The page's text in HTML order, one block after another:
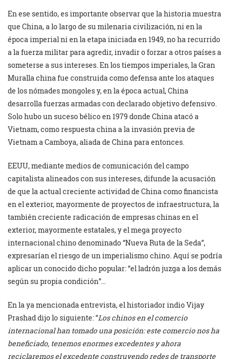
En ese sentido, es importante observar que la historia muestra
que China, a lo largo de su milenaria civilización, ni en la
época imperial ni en la etapa iniciada en 1949, no ha recurrido
a la fuerza militar para agredir, invadir o forzar a otros países a
someterse a sus intereses. En los tiempos imperiales, la Gran
Muralla china fue construida como defensa ante los ataques
de los nómades mongoles y, en la época actual, China
desarrolla fuerzas armadas con declarado objetivo defensivo.
Solo hubo un suceso bélico en 1979 donde China atacó a
Vietnam, como respuesta china a la invasión previa de
Vietnam a Camboya, aliada de China para entonces.
EEUU, mediante medios de comunicación del campo
capitalista alineados con sus intereses, difunde la acusación
de que la actual creciente actividad de China como financista
en el exterior, mayormente de proyectos de infraestructura, la
también creciente radicación de empresas chinas en el
exterior, mayormente estatales, y el mega proyecto
internacional chino denominado “Nueva Ruta de la Seda”,
expresarían el riesgo de un imperialismo chino. Aquí se podría
aplicar un conocido dicho popular: “el ladrón juzga a los demás
según su propia condición”…
En la ya mencionada entrevista, el historiador indio Vijay
Prashad dijo lo siguiente: “Los chinos en el comercio
internacional han tomado una posición: este comercio nos ha
beneficiado, tenemos enormes excedentes y ahora
reciclaremos el excedente construyendo redes de transporte